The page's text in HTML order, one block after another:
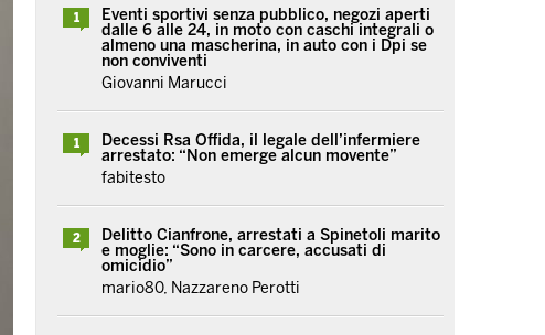
1
Eventi sportivi senza pubblico, negozi aperti
dalle 6 alle 24, in moto con caschi integrali o
almeno una mascherina, in auto con i Dpi se
non conviventi
Giovanni Marucci
1
Decessi Rsa Offida, il legale dell’infermiere
arrestato: “Non emerge alcun movente”
fabitesto
2
Delitto Cianfrone, arrestati a Spinetoli marito
e moglie: “Sono in carcere, accusati di
omicidio”
mario80, Nazzareno Perotti